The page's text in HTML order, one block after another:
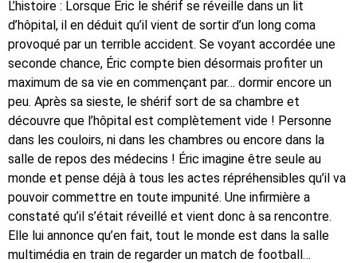
L’histoire : Lorsque Éric le shérif se réveille dans un lit
d’hôpital, il en déduit qu’il vient de sortir d’un long coma
provoqué par un terrible accident. Se voyant accordée une
seconde chance, Éric compte bien désormais profiter un
maximum de sa vie en commençant par… dormir encore un
peu. Après sa sieste, le shérif sort de sa chambre et
découvre que l’hôpital est complètement vide ! Personne
dans les couloirs, ni dans les chambres ou encore dans la
salle de repos des médecins ! Éric imagine être seule au
monde et pense déjà à tous les actes répréhensibles qu’il va
pouvoir commettre en toute impunité. Une infirmière a
constaté qu’il s’était réveillé et vient donc à sa rencontre.
Elle lui annonce qu’en fait, tout le monde est dans la salle
multimédia en train de regarder un match de football…